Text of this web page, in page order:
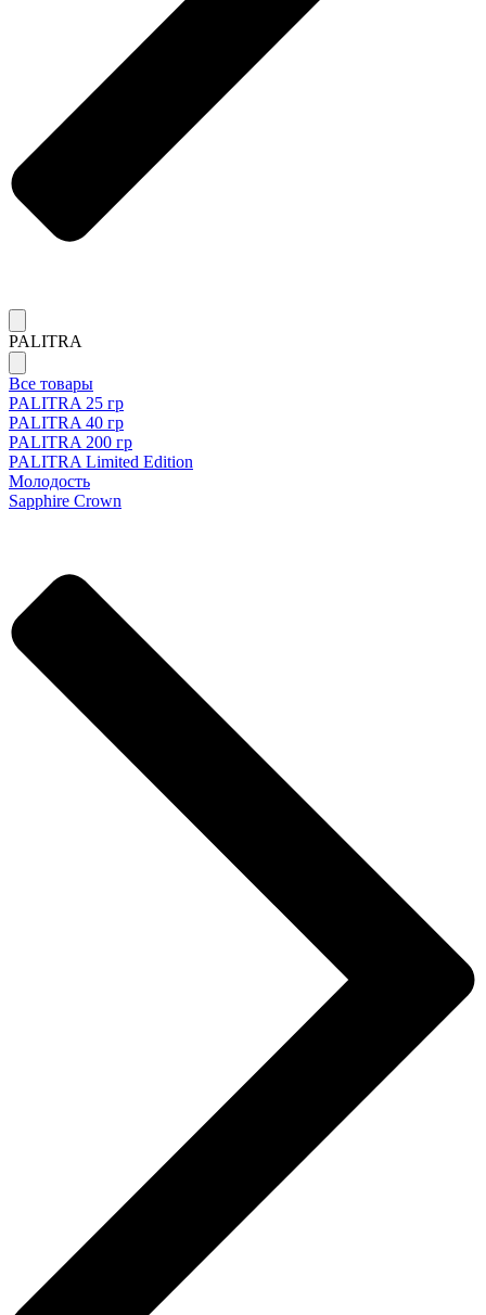
PALITRA
Все товары
PALITRA 25 гр
PALITRA 40 гр
PALITRA 200 гр
PALITRA Limited Edition
Молодость
Sapphire Crown